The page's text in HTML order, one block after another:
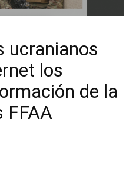
ucranianos
los
de la
FFAA